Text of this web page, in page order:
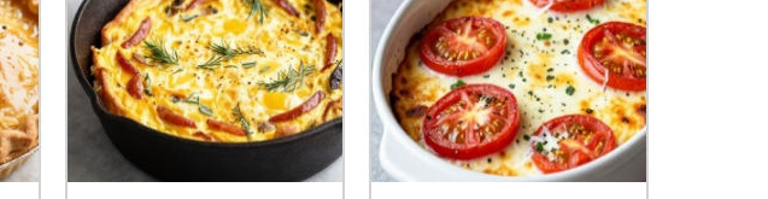
запеканка из вермишели и
творога в...
времени и усилий. А ещё
омлет...